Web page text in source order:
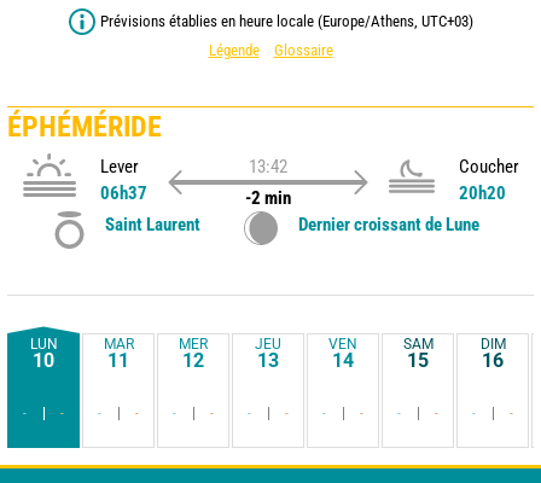
Prévisions établies en heure locale (Europe/Athens, UTC+03)
Légende
Glossaire
ÉPHÉMÉRIDE
Lever
06h37
13:42
-2 min
Coucher
20h20
Saint Laurent
Dernier croissant de Lune
LUN
10
- -
MAR
11
- -
MER
12
- -
JEU
13
- -
VEN
14
- -
SAM
15
- -
DIM
16
- -